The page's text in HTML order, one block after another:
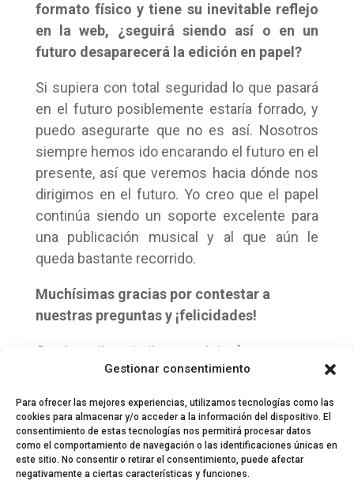
Gestionar consentimiento
Para ofrecer las mejores experiencias, utilizamos tecnologías como las
cookies para almacenar y/o acceder a la información del dispositivo. El
consentimiento de estas tecnologías nos permitirá procesar datos
como el comportamiento de navegación o las identificaciones únicas en
este sitio. No consentir o retirar el consentimiento, puede afectar
negativamente a ciertas características y funciones.
formato físico y tiene su inevitable reflejo
en la web, ¿seguirá siendo así o en un
futuro desaparecerá la edición en papel?
Si supiera con total seguridad lo que pasará
en el futuro posiblemente estaría forrado, y
puedo asegurarte que no es así. Nosotros
siempre hemos ido encarando el futuro en el
presente, así que veremos hacia dónde nos
dirigimos en el futuro. Yo creo que el papel
continúa siendo un soporte excelente para
una publicación musical y al que aún le
queda bastante recorrido.
Muchísimas gracias por contestar a
nuestras preguntas y ¡felicidades!
Gracias a ti por tu tiempo e interés.